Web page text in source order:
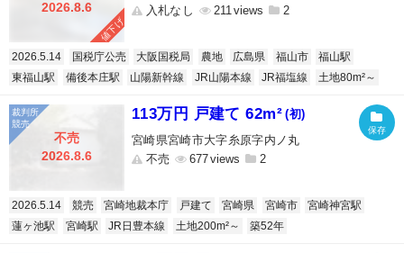
2026.8.6
値下げ
入札なし
211 2
2026.5.14 国税庁公売 大阪国税局 農地 広島県 福山市
福山駅
東福山駅
備後本庄駅 山陽新幹線 JR山陽本線 JR福塩線 土地80m²～
不売
2026.8.6
113万円 戸建て 62m² (初)
宮崎県宮崎市大字糸原字内ノ丸
不売
677 2
2026.5.14 競売 宮崎地裁本庁 戸建て 宮崎県 宮崎市
宮崎神宮駅
蓮ヶ池駅
宮崎駅 JR日豊本線 土地200m²～ 築52年